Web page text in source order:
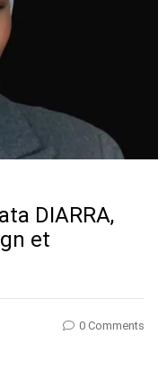
DIARRA,
et
0 Comments